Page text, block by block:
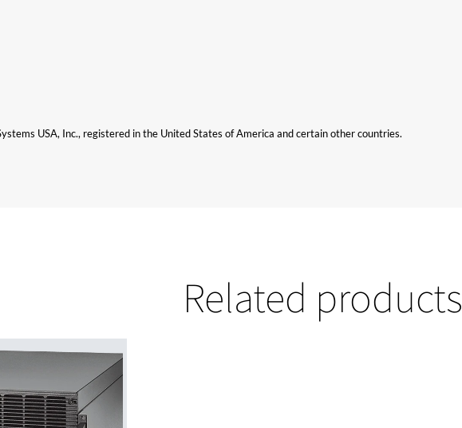
USA, Inc., registered in the United States of America and certain other countries.
Related products